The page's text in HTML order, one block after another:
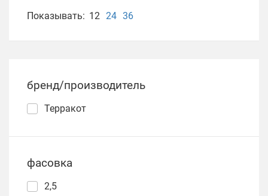
Показывать: 12 24 36
бренд/производитель
Терракот
фасовка
2,5